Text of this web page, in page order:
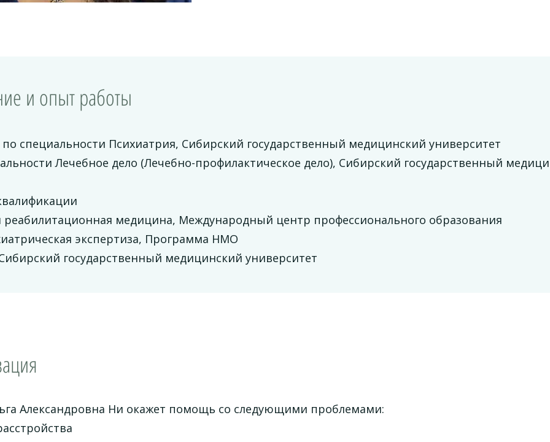
и опыт работы
специальности Психиатрия, Сибирский государственный медицинский университет
Лечебное дело (Лечебно-профилактическое дело), Сибирский государственный
реабилитационная медицина, Международный центр профессионального образования
экспертиза, Программа НМО
государственный медицинский университет
Александровна Ни окажет помощь со следующими проблемами: